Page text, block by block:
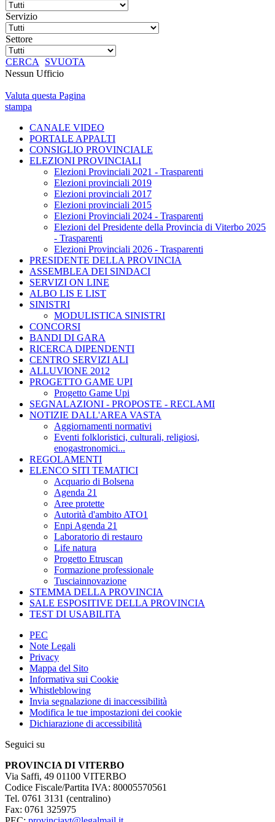
Servizio
Settore
CERCA
SVUOTA
Nessun Ufficio
Valuta questa Pagina
stampa
CANALE VIDEO
PORTALE APPALTI
CONSIGLIO PROVINCIALE
ELEZIONI PROVINCIALI
Elezioni Provinciali 2021 - Trasparenti
Elezioni provinciali 2019
Elezioni provinciali 2017
Elezioni provinciali 2015
Elezioni Provinciali 2024 - Trasparenti
Elezioni del Presidente della Provincia di Viterbo 2025
- Trasparenti
Elezioni Provinciali 2026 - Trasparenti
PRESIDENTE DELLA PROVINCIA
ASSEMBLEA DEI SINDACI
SERVIZI ON LINE
ALBO LIS E LIST
SINISTRI
MODULISTICA SINISTRI
CONCORSI
BANDI DI GARA
RICERCA DIPENDENTI
CENTRO SERVIZI ALI
ALLUVIONE 2012
PROGETTO GAME UPI
Progetto Game Upi
SEGNALAZIONI - PROPOSTE - RECLAMI
NOTIZIE DALL'AREA VASTA
Aggiornamenti normativi
Eventi folkloristici, culturali, religiosi,
enogastronomici...
REGOLAMENTI
ELENCO SITI TEMATICI
Acquario di Bolsena
Agenda 21
Aree protette
Autorità d'ambito ATO1
Enpi Agenda 21
Laboratorio di restauro
Life natura
Progetto Etruscan
Formazione professionale
Tusciainnovazione
STEMMA DELLA PROVINCIA
SALE ESPOSITIVE DELLA PROVINCIA
TEST DI USABILITA
PEC
Note Legali
Privacy
Mappa del Sito
Informativa sui Cookie
Whistleblowing
Invia segnalazione di inaccessibilità
Modifica le tue impostazioni dei cookie
Dichiarazione di accessibilità
Seguici su
PROVINCIA DI VITERBO
Via Saffi, 49 01100 VITERBO
Codice Fiscale/Partita IVA: 80005570561
Tel. 0761 3131 (centralino)
Fax: 0761 325975